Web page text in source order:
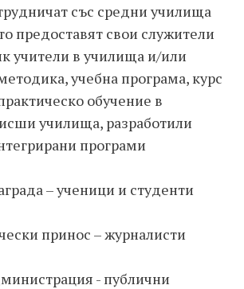
със средни училища
предоставят свои служители
учители в училища и/или
учебна програма, курс
обучение в
училища, разработили
програми
– ученици и студенти
принос – журналисти
- публични